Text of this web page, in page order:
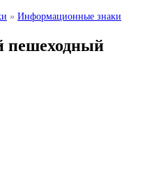
» Информационные знаки
пешеходный